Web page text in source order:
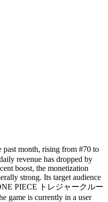
month, rising from #70 to
revenue has dropped by
boost, the monetization
strong. Its target audience
ONE PIECE トレジャークルー
game is currently in a user